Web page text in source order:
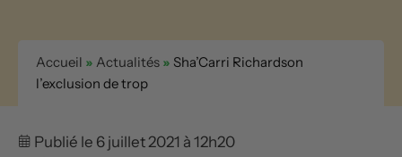
Accueil » Actualités » Sha’Carri Richardson
l’exclusion de trop
Publié le 6 juillet 2021 à 12h20